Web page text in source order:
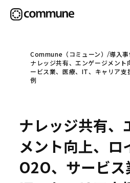
Communeについて
事例
Commune（コミューン）
導入
ナレッジ共有、エンゲージメント
ービス業、医療、IT、キャリア
例
ナレッジ共有、
メント向上、ロ
O2O、サービス